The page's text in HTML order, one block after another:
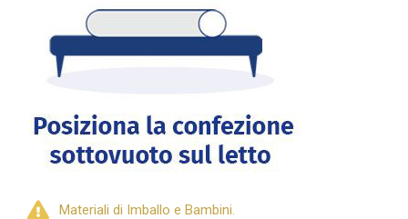
Materiali di Imballo e Bambini.